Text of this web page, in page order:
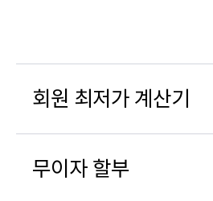
회원 최저가 계산기
무이자 할부